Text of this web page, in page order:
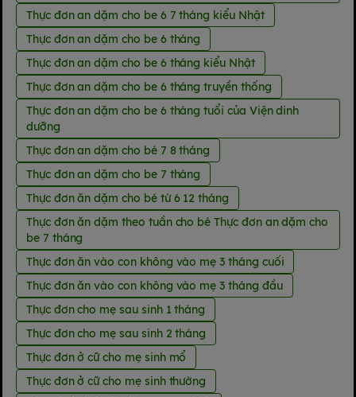
Thực đơn an dặm cho be 6 7 tháng kiểu Nhật
Thực đơn an dặm cho be 6 tháng
Thực đơn an dặm cho be 6 tháng kiểu Nhật
Thực đơn an dặm cho be 6 tháng truyền thống
Thực đơn an dặm cho be 6 tháng tuổi của Viện dinh
dưỡng
Thực đơn an dặm cho bé 7 8 tháng
Thực đơn an dặm cho be 7 tháng
Thực đơn ăn dặm cho bé từ 6 12 tháng
Thực đơn ăn dặm theo tuần cho bé Thực đơn an dặm cho
be 7 tháng
Thực đơn ăn vào con không vào mẹ 3 tháng cuối
Thực đơn ăn vào con không vào mẹ 3 tháng đầu
Thực đơn cho mẹ sau sinh 1 tháng
Thực đơn cho mẹ sau sinh 2 tháng
Thực đơn ở cữ cho mẹ sinh mổ
Thực đơn ở cữ cho mẹ sinh thường